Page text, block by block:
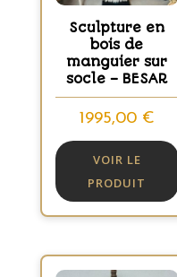
Sculpture en
bois de
manguier sur
socle – BESAR
1995,00 €
VOIR LE
PRODUIT